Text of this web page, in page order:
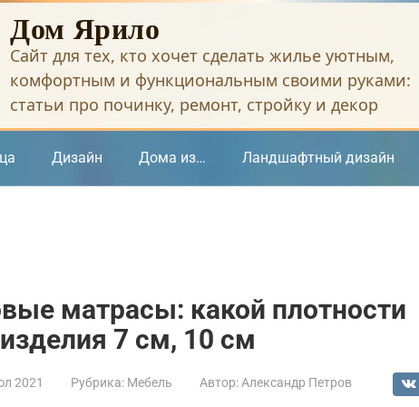
Дом Ярило
Сайт для тех, кто хочет сделать жилье уютным,
комфортным и функциональным своими руками:
статьи про починку, ремонт, стройку и декор
Дизайн Дома из… Ландшафтный дизайн
матрасы: какой плотности
7 см, 10 см
2021 Рубрика: Мебель Автор: Александр Петров